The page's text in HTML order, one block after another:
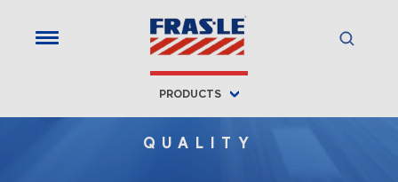
PRODUCTS
QUALITY